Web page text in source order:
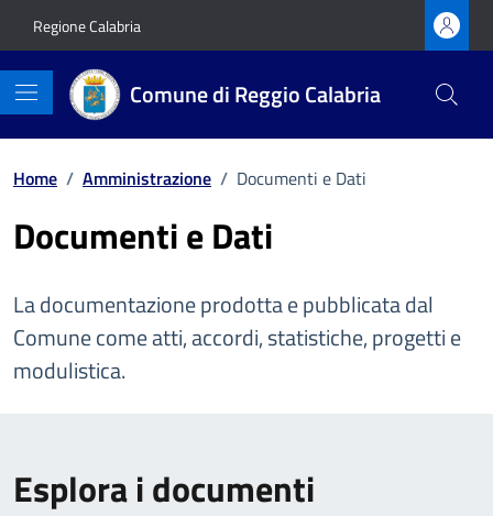
Regione Calabria
Comune di Reggio Calabria
Home / Amministrazione / Documenti e Dati
Documenti e Dati
La documentazione prodotta e pubblicata dal
Comune come atti, accordi, statistiche, progetti e
modulistica.
Esplora i documenti